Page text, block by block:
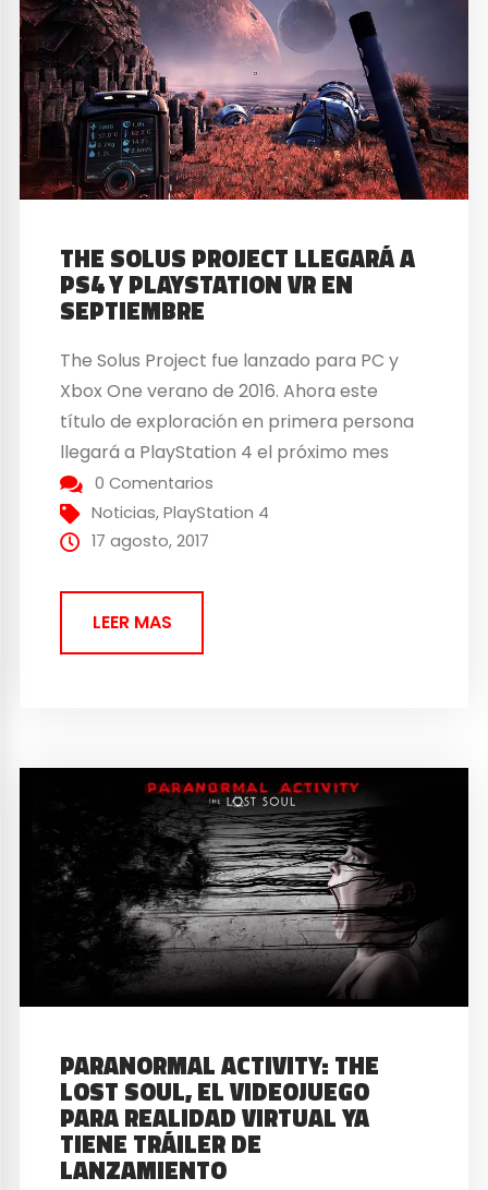
THE SOLUS PROJECT LLEGARÁ A
PS4 Y PLAYSTATION VR EN
SEPTIEMBRE
The Solus Project fue lanzado para PC y
Xbox One verano de 2016. Ahora este
título de exploración en primera persona
llegará a PlayStation 4 el próximo mes
0 Comentarios
Noticias,PlayStation 4
17 agosto, 2017
LEER MAS
PARANORMAL ACTIVITY: THE
LOST SOUL, EL VIDEOJUEGO
PARA REALIDAD VIRTUAL YA
TIENE TRÁILER DE
LANZAMIENTO